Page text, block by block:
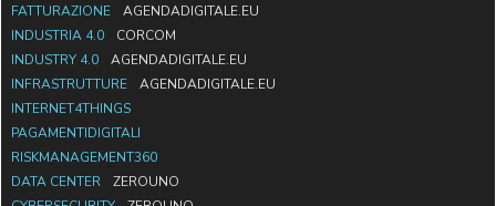
FATTURAZIONE
AGENDADIGITALE.EU
INDUSTRIA 4.0
CORCOM
INDUSTRY 4.0
AGENDADIGITALE.EU
INFRASTRUTTURE
AGENDADIGITALE.EU
INTERNET4THINGS
PAGAMENTIDIGITALI
RISKMANAGEMENT360
DATA CENTER
ZEROUNO